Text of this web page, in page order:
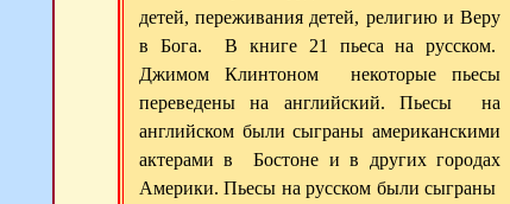
детей, переживания детей, религию и Веру
в Бога. В книге 21 пьеса на русском.
Джимом Клинтоном некоторые пьесы
переведены на английский. Пьесы на
английском были сыграны американскими
актерами в Бостоне и в других городах
Америки. Пьесы на русском были сыграны